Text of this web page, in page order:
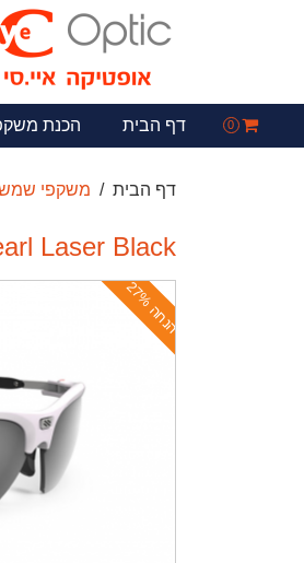
0 דף הבית הכנת
דף הבית משקפי
Laser Black
ה
נ
ח
ה
2
7
%